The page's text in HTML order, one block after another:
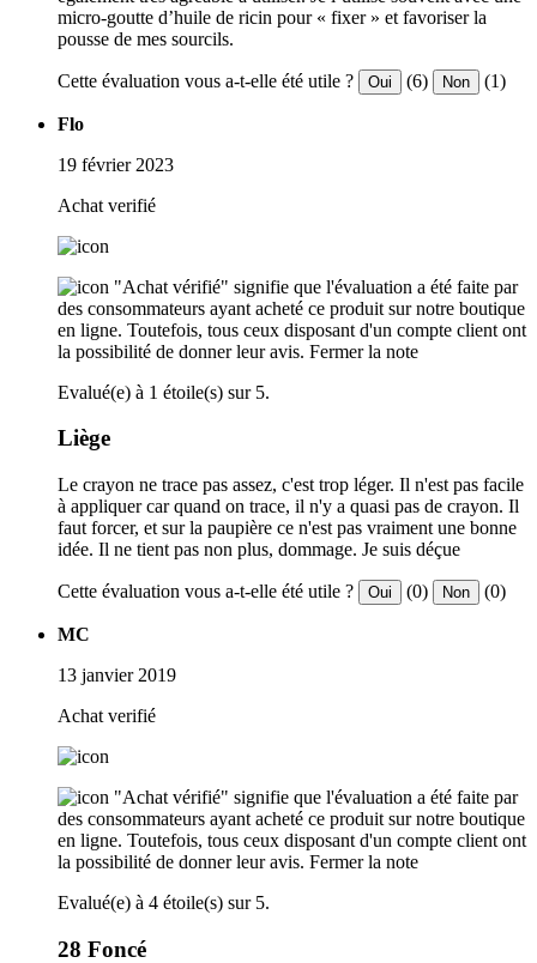
micro-goutte d’huile de ricin pour « fixer » et favoriser la
pousse de mes sourcils.
Cette évaluation vous a-t-elle été utile ? Oui (6) Non (1)
Flo
19 février 2023
Achat verifié
"Achat vérifié" signifie que l'évaluation a été faite par
des consommateurs ayant acheté ce produit sur notre boutique
en ligne. Toutefois, tous ceux disposant d'un compte client ont
la possibilité de donner leur avis. Fermer la note
Evalué(e) à 1 étoile(s) sur 5.
Liège
Le crayon ne trace pas assez, c'est trop léger. Il n'est pas facile
à appliquer car quand on trace, il n'y a quasi pas de crayon. Il
faut forcer, et sur la paupière ce n'est pas vraiment une bonne
idée. Il ne tient pas non plus, dommage. Je suis déçue
Cette évaluation vous a-t-elle été utile ? Oui (0) Non (0)
MC
13 janvier 2019
Achat verifié
"Achat vérifié" signifie que l'évaluation a été faite par
des consommateurs ayant acheté ce produit sur notre boutique
en ligne. Toutefois, tous ceux disposant d'un compte client ont
la possibilité de donner leur avis. Fermer la note
Evalué(e) à 4 étoile(s) sur 5.
28 Foncé